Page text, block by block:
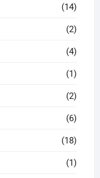
(14)
(2)
(4)
(1)
(2)
(6)
(18)
(1)